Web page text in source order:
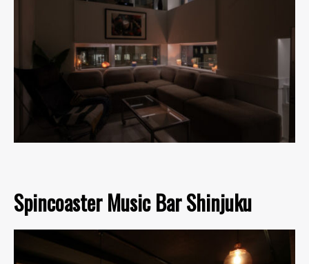
Spincoaster Music Bar Shinjuku